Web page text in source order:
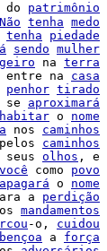
do patrimônio
Não tenha medo
tenha
piedade
sendo mulher
na terra
entre na casa
penhor tirado
se aproximará
habitar o nome
nos caminhos
caminhos
seus olhos , e
você como povo
apagará o nome
a perdição
mandamentos
-o, cuidou
a força